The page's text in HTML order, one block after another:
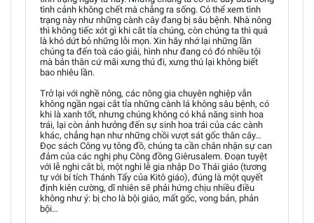
tình cảnh không chết mà chẳng ra sống. Có thể xem tình
trạng này như những cành cây đang bị sâu bệnh. Nhà nông
thì không tiếc xót gì khi cắt tỉa chúng, còn chúng ta thì quả
là khó dứt bỏ những lỗi mọn. Xin hãy nhớ lại những lần
chúng ta đến toà cáo giải, hình như đang có đó nhiều tội
mà bản thân cứ mãi xưng thú đi, xưng thú lại không biết
bao nhiêu lần.
Trở lại với nghề nông, các nông gia chuyên nghiệp vẫn
không ngần ngại cắt tỉa những cành lá không sâu bệnh, có
khi là xanh tốt, nhưng chúng không có khả năng sinh hoa
trái, lại còn ảnh hưởng đến sự sinh hoa trái của các cành
khác, chẳng hạn như những chồi vượt sát gốc thân cây…
Đọc sách Công vụ tông đồ, chúng ta cần chân nhận sự can
đảm của các nghị phụ Công đồng Giêrusalem. Đoạn tuyệt
với lễ nghi cắt bì, một nghi lễ gia nhập Do Thái giáo (tương
tự với bí tích Thánh Tẩy của Kitô giáo), đúng là một quyết
định kiên cường, dĩ nhiên sẽ phải hứng chịu nhiều điều
không như ý: bị cho là bội giáo, mất gốc, vong bản, phản
bội…